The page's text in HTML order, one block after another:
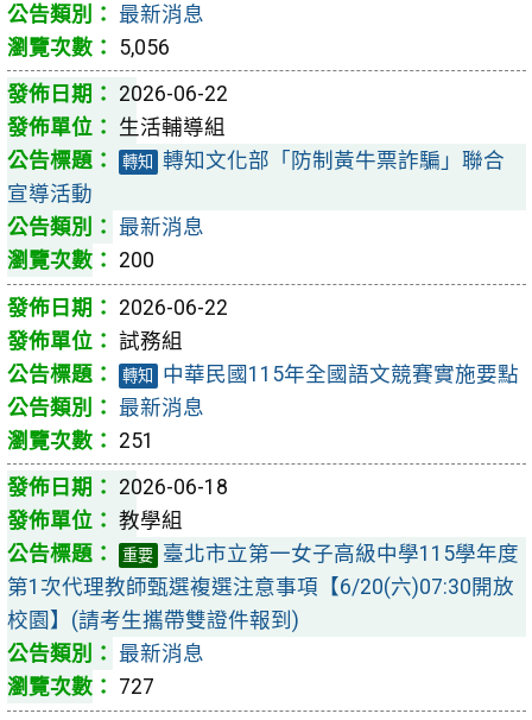
最新消息
5,056
2026-06-22
生活輔導組
轉知
轉知文化部「防制黃牛票詐騙」聯合
宣導活動
最新消息
200
2026-06-22
試務組
轉知
中華民國115年全國語文競賽實施要點
最新消息
251
2026-06-18
教學組
重要 臺北市立第一女子高級中學115學年度
第1次代理教師甄選複選注意事項【6/20(六)07:30開放
校園】(請考生攜帶雙證件報到)
最新消息
727